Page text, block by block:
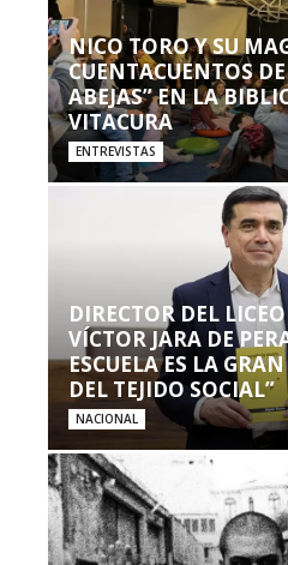
NICO TORO Y SU
CUENTACUENTOS
ABEJAS” EN LA
VITACURA
ENTREVISTAS
DIRECTOR DEL
VÍCTOR JARA DE
ESCUELA ES LA
DEL TEJIDO SOCIAL”
NACIONAL